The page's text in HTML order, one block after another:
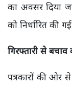
का अवसर दिया
को निर्धारित की
गिरफ्तारी से
पत्रकारों की ओर